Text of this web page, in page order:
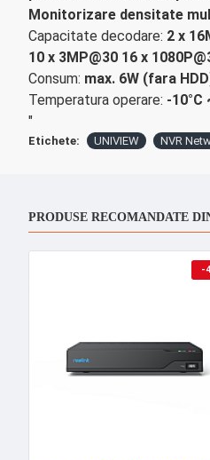
Monitorizare densitate
Capacitate decodare: 2 x
10 x 3MP@30 16 x
Consum: max. 6W (fara
Temperatura operare: -10°C
"
Etichete: UNIVIEW NVR
PRODUSE RECOMANDATE
-